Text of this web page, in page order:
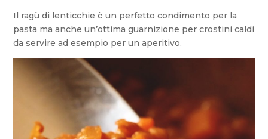
Il ragù di lenticchie è un perfetto condimento per la
pasta ma anche un’ottima guarnizione per crostini caldi
da servire ad esempio per un aperitivo.